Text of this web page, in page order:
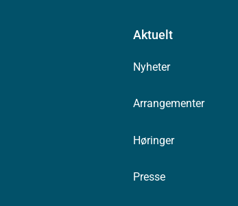
Aktuelt
Nyheter
Arrangementer
Høringer
Presse